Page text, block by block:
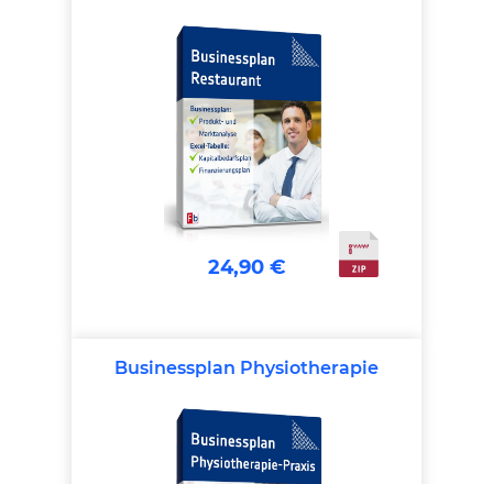
24,90 €
Businessplan Physiotherapie